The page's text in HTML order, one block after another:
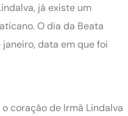
já existe um
O dia da Beata
data em que foi
o coração de Irmã Lindalva